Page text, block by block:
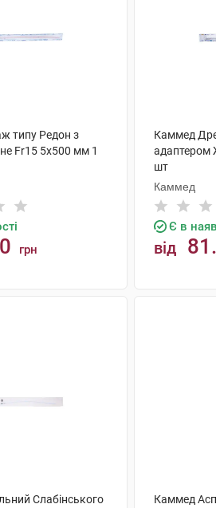
типу Редон з
Fr15 5х500 мм 1
грн
Каммед
адаптером
шт
Каммед
Є в
від
Слабінського
Каммед